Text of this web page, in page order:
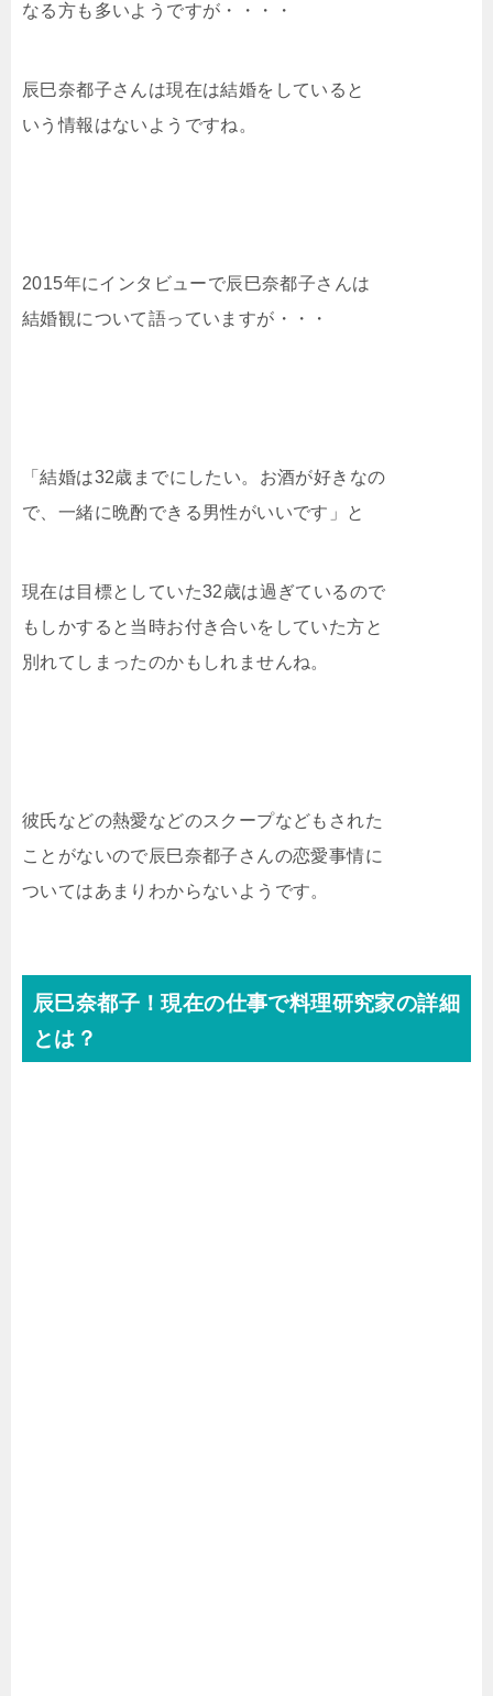
なる方も多いようですが・・・・
辰巳奈都子さんは現在は結婚をしていると
いう情報はないようですね。
2015年にインタビューで辰巳奈都子さんは
結婚観について語っていますが・・・
「結婚は32歳までにしたい。お酒が好きなの
で、一緒に晩酌できる男性がいいです」と
現在は目標としていた32歳は過ぎているので
もしかすると当時お付き合いをしていた方と
別れてしまったのかもしれませんね。
彼氏などの熱愛などのスクープなどもされた
ことがないので辰巳奈都子さんの恋愛事情に
ついてはあまりわからないようです。
辰巳奈都子！現在の仕事で料理研究家の詳細
とは？